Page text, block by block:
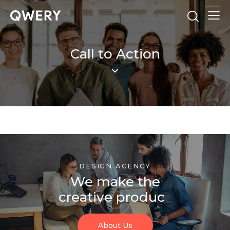
Call to Action
DESIGN AGENCY
We make the
creativeproducts_
About Us